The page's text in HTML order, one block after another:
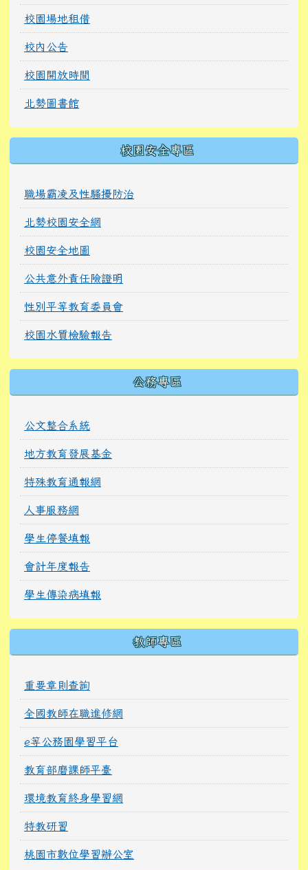
校園場地租借
校內公告
校園開放時間
北勢圖書館
校園安全專區
職場霸凌及性騷擾防治
北勢校園安全網
校園安全地圖
公共意外責任險證明
性別平等教育委員會
校園水質檢驗報告
公務專區
公文整合系統
地方教育發展基金
特殊教育通報網
人事服務網
學生停餐填報
會計年度報告
學生傳染病填報
教師專區
重要章則查詢
全國教師在職進修網
e等公務園學習平台
教育部磨課師平臺
環境教育終身學習網
特教研習
桃園市數位學習辦公室